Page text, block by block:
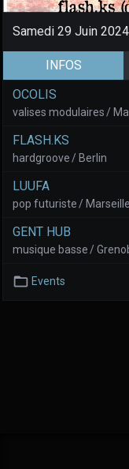
Samedi 29 Juin 2024
INFOS(aller à
OCOLIS
valises modulaires /
FLASH.KS
hardgroove / Berlin
LUUFA
pop futuriste / Marseille
GENT HUB
musique basse /
Events